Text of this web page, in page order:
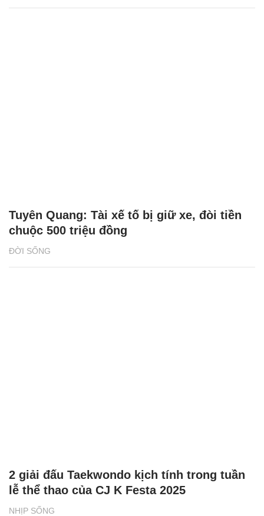
ĐỜI SỐNG
Tuyên Quang: Tài xế tố bị giữ xe, đòi tiền
chuộc 500 triệu đồng
NHỊP SỐNG
2 giải đấu Taekwondo kịch tính trong tuần
lễ thể thao của CJ K Festa 2025